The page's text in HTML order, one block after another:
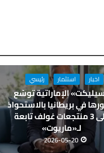
اخبار استثمار رئيسي
الإماراتية توسّع
في بريطانيا بالاستحواذ
على 3 منتجعات غولف تابعة
لـ«ماريوت»
2026-05-20